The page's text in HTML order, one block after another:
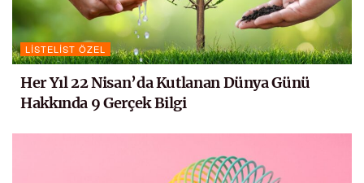
LISTELIST ÖZEL
Her Yıl 22 Nisan’da Kutlanan Dünya Günü
Hakkında 9 Gerçek Bilgi